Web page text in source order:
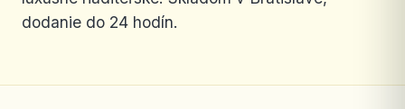
dodanie do 24 hodín.